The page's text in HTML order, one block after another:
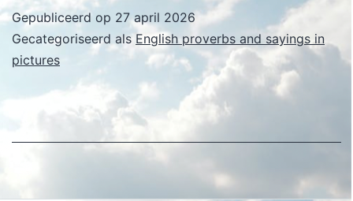
Gepubliceerd op 27 april 2026
Gecategoriseerd alsEnglish proverbs and sayings in
pictures